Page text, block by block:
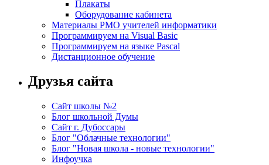
Плакаты
Оборудование кабинета
Материалы РМО учителей информатики
Программируем на Visual Basic
Программируем на языке Pascal
Дистанционное обучение
Друзья сайта
Сайт школы №2
Блог школьной Думы
Сайт г. Дубоссары
Блог "Облачные технологии"
Блог "Новая школа - новые технологии"
Инфоучка